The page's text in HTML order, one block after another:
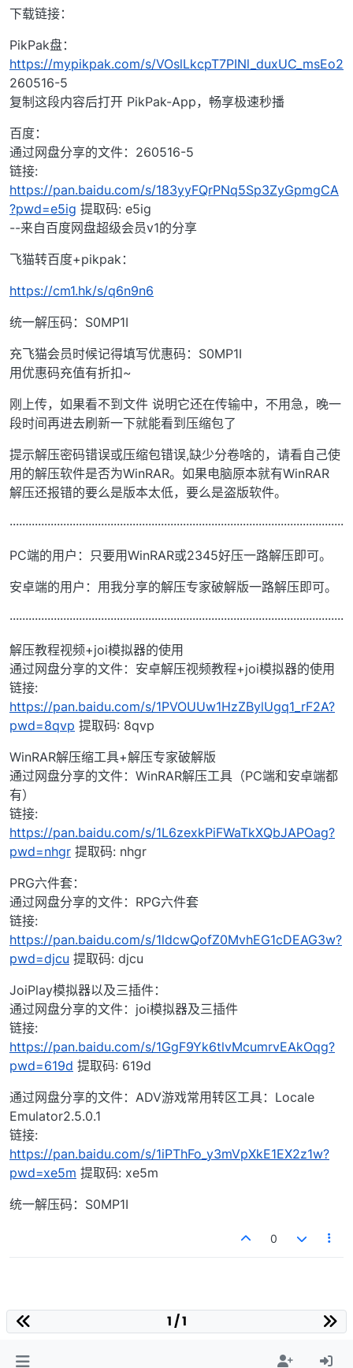
下载链接：
PikPak盘：
https://mypikpak.com/s/VOslLkcpT7PINl_duxUC_msEo2
260516-5
复制这段内容后打开 PikPak-App，畅享极速秒播
百度：
通过网盘分享的文件：260516-5
链接:
https://pan.baidu.com/s/183yyFQrPNq5Sp3ZyGpmgCA
?pwd=e5ig 提取码: e5ig
--来自百度网盘超级会员v1的分享
飞猫转百度+pikpak：
https://cm1.hk/s/q6n9n6
统一解压码：S0MP1I
充飞猫会员时候记得填写优惠码：S0MP1I
用优惠码充值有折扣~
刚上传，如果看不到文件 说明它还在传输中，不用急，晚一
段时间再进去刷新一下就能看到压缩包了
提示解压密码错误或压缩包错误,缺少分卷啥的，请看自己使
用的解压软件是否为WinRAR。如果电脑原本就有WinRAR
解压还报错的要么是版本太低，要么是盗版软件。
··········································································································
PC端的用户：只要用WinRAR或2345好压一路解压即可。
安卓端的用户：用我分享的解压专家破解版一路解压即可。
··········································································································
解压教程视频+joi模拟器的使用
通过网盘分享的文件：安卓解压视频教程+joi模拟器的使用
链接:
https://pan.baidu.com/s/1PVOUUw1HzZBylUgq1_rF2A?
pwd=8qvp 提取码: 8qvp
WinRAR解压缩工具+解压专家破解版
通过网盘分享的文件：WinRAR解压工具（PC端和安卓端都
有）
链接:
https://pan.baidu.com/s/1L6zexkPiFWaTkXQbJAPOag?
pwd=nhgr 提取码: nhgr
PRG六件套：
通过网盘分享的文件：RPG六件套
链接:
https://pan.baidu.com/s/1ldcwQofZ0MvhEG1cDEAG3w?
pwd=djcu 提取码: djcu
JoiPlay模拟器以及三插件：
通过网盘分享的文件：joi模拟器及三插件
链接:
https://pan.baidu.com/s/1GgF9Yk6tlvMcumrvEAkOqg?
pwd=619d 提取码: 619d
通过网盘分享的文件：ADV游戏常用转区工具：Locale
Emulator2.5.0.1
链接:
https://pan.baidu.com/s/1iPThFo_y3mVpXkE1EX2z1w?
pwd=xe5m 提取码: xe5m
统一解压码：S0MP1I
0
1 / 1